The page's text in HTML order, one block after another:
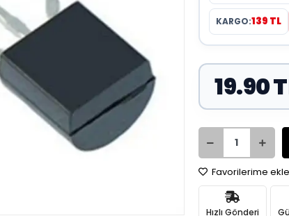
KARGO:139 TL
19.90
Favorilerime ekle
Hızlı Gönderi